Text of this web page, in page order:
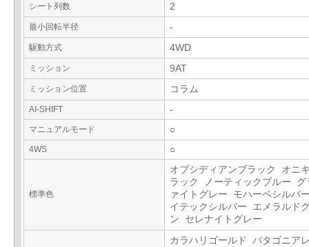
シート列数 2
最小回転半径 -
駆動方式 4WD
ミッション 9AT
ミッション位置 コラム
AI-SHIFT -
マニュアルモード ○
4WS ○
標準色
オブシディアンブラック オニ
ラック ノーティックブルー グ
ァイトグレー モハーベシルバ
イテックシルバー エメラルド
ン セレナイトグレー
カラハリゴールド パタゴニア